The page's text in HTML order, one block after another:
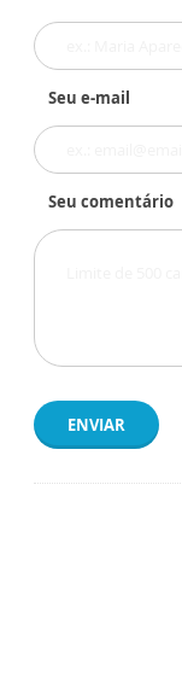
Seu e-mail
Seu comentário
ENVIAR